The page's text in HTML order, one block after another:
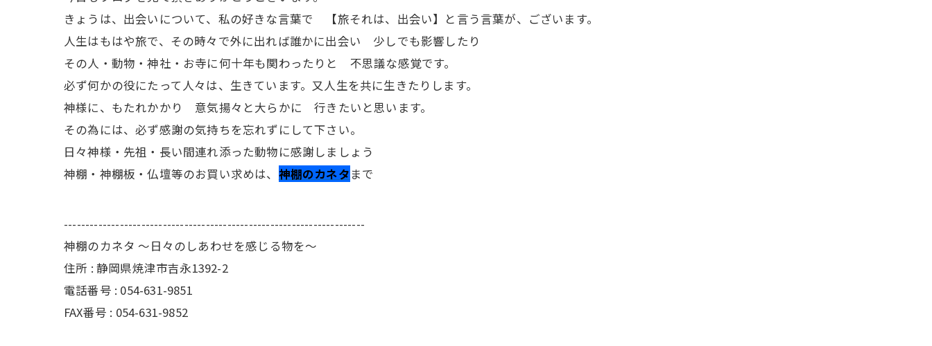
きょうは、出会いについて、私の好きな言葉で 【旅それは、出会い】と言う言葉が、ございます。
人生はもはや旅で、その時々で外に出れば誰かに出会い 少しでも影響したり
その人・動物・神社・お寺に何十年も関わったりと 不思議な感覚です。
必ず何かの役にたって人々は、生きています。又人生を共に生きたりします。
神様に、もたれかかり 意気揚々と大らかに 行きたいと思います。
その為には、必ず感謝の気持ちを忘れずにして下さい。
日々神様・先祖・長い間連れ添った動物に感謝しましょう
神棚・神棚板・仏壇等のお買い求めは、 神棚のカネタ まで
----------------------------------------------------------------------
神棚のカネタ ～日々のしあわせを感じる物を～
住所 : 静岡県焼津市吉永1392-2
電話番号 : 054-631-9851
FAX番号 : 054-631-9852